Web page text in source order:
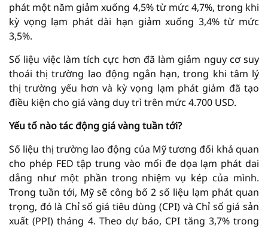
phát một năm giảm xuống 4,5% từ mức 4,7%, trong khi
kỳ vọng lạm phát dài hạn giảm xuống 3,4% từ mức
3,5%.
Số liệu việc làm tích cực hơn đã làm giảm nguy cơ suy
thoái thị trường lao động ngắn hạn, trong khi tâm lý
thị trường yếu hơn và kỳ vọng lạm phát giảm đã tạo
điều kiện cho giá vàng duy trì trên mức 4.700 USD.
Yếu tố nào tác động giá vàng tuần tới?
Số liệu thị trường lao động của Mỹ tương đối khả quan
cho phép FED tập trung vào mối đe dọa lạm phát dai
dẳng như một phần trong nhiệm vụ kép của mình.
Trong tuần tới, Mỹ sẽ công bố 2 số liệu lạm phát quan
trọng, đó là Chỉ số giá tiêu dùng (CPI) và Chỉ số giá sản
xuất (PPI) tháng 4. Theo dự báo, CPI tăng 3,7% trong